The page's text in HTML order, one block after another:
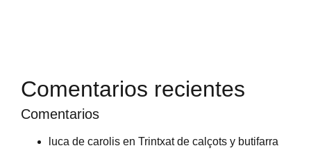
Comentarios recientes
Comentarios
luca de carolis en Trintxat de calçots y butifarra